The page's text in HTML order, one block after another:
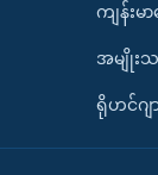
ကျန်းမာ
အမျိုး
ရိုဟင်ဂျ